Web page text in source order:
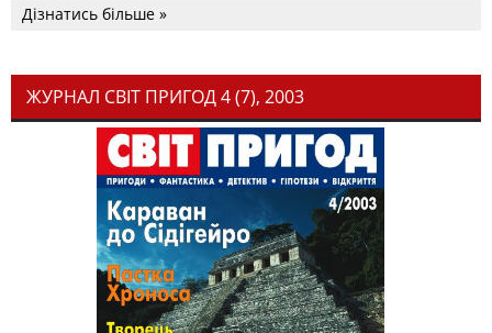
Дізнатись більше »
ЖУРНАЛ СВІТ ПРИГОД 4 (7), 2003